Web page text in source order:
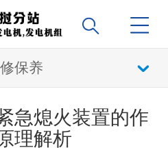
保养
急熄火装置的作
理解析